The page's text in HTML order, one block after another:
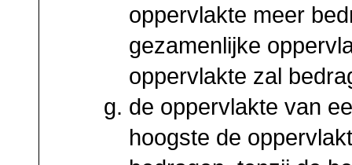
oppervlakte meer
gezamenlijke
oppervlakte zal
de oppervlakte van
hoogste de